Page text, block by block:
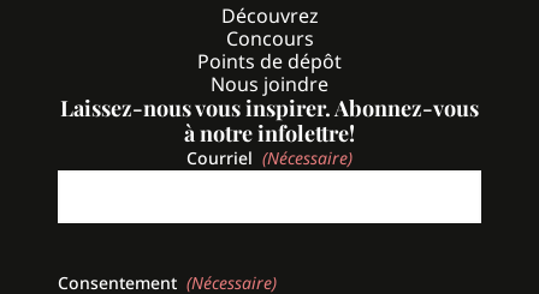
Découvrez
Concours
Points de dépôt
Nous joindre
Laissez-nous vous inspirer. Abonnez-vous
à notre infolettre!
Courriel (Nécessaire)
Consentement (Nécessaire)